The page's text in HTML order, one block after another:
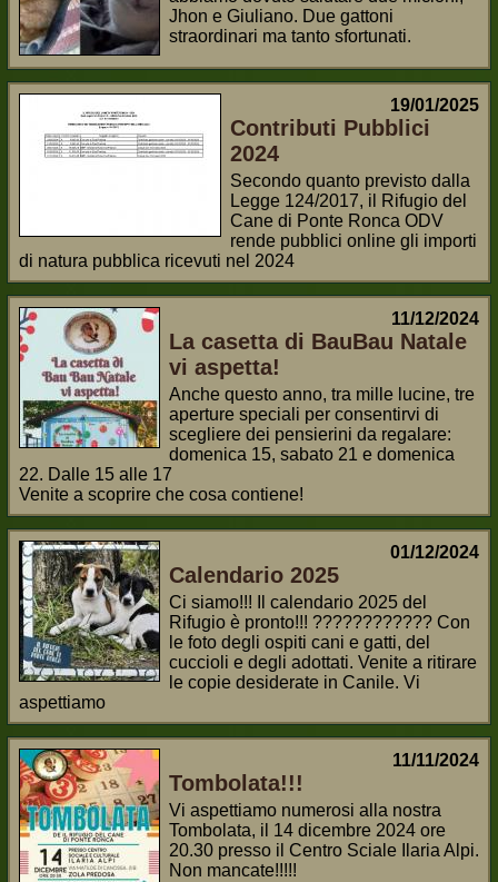
Jhon e Giuliano. Due gattoni
straordinari ma tanto sfortunati.
19/01/2025
Contributi Pubblici
2024
Secondo quanto previsto dalla
Legge 124/2017, il Rifugio del
Cane di Ponte Ronca ODV
rende pubblici online gli importi
di natura pubblica ricevuti nel 2024
11/12/2024
La casetta di BauBau Natale
vi aspetta!
Anche questo anno, tra mille lucine, tre
aperture speciali per consentirvi di
scegliere dei pensierini da regalare:
domenica 15, sabato 21 e domenica
22. Dalle 15 alle 17
Venite a scoprire che cosa contiene!
01/12/2024
Calendario 2025
Ci siamo!!! Il calendario 2025 del
Rifugio è pronto!!! ???????????? Con
le foto degli ospiti cani e gatti, del
cuccioli e degli adottati. Venite a ritirare
le copie desiderate in Canile. Vi
aspettiamo
11/11/2024
Tombolata!!!
Vi aspettiamo numerosi alla nostra
Tombolata, il 14 dicembre 2024 ore
20.30 presso il Centro Sciale Ilaria Alpi.
Non mancate!!!!!